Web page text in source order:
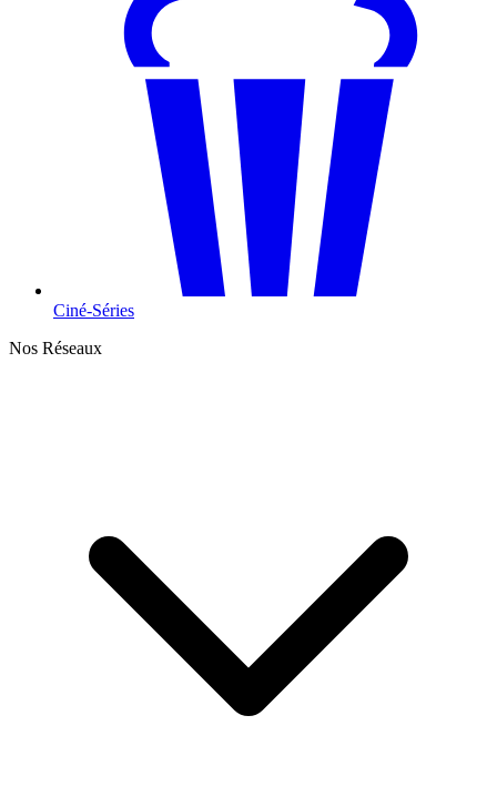
Ciné-Séries
Nos Réseaux